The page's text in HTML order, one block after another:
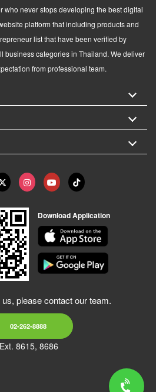
who never stops developing the best digital
platform that including products and
list that have been verified by
business categories in Thailand. We deliver
from professional team.
Download Application
please contact our team.
02-262-8888
Ext. 8615, 8686